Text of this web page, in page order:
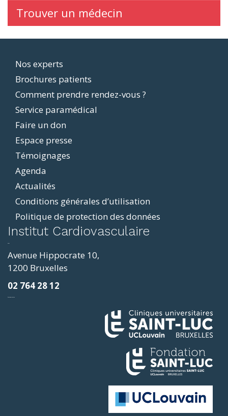
Trouver un médecin
Footer
menu
Nos experts
Brochures patients
Comment prendre rendez-vous ?
Service paramédical
Faire un don
Espace presse
Témoignages
Agenda
Actualités
Conditions générales d’utilisation
Politique de protection des données
Institut Cardiovasculaire
Avenue Hippocrate 10,
1200 Bruxelles
02 764 28 12